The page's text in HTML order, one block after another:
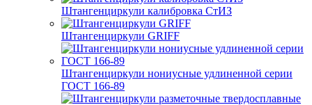
Штангенциркули калибровка СтИЗ
Штангенциркули GRIFF
Штангенциркули нониусные удлиненной серии
ГОСТ 166-89